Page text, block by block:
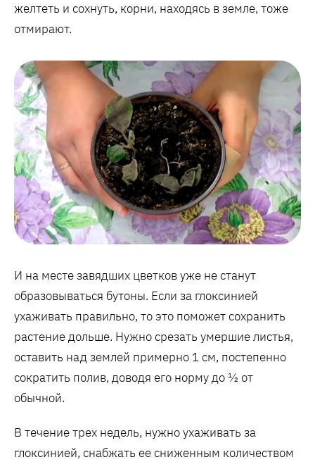
желтеть и сохнуть, корни, находясь в земле, тоже
отмирают.
И на месте завядших цветков уже не станут
образовываться бутоны. Если за глоксинией
ухаживать правильно, то это поможет сохранить
растение дольше. Нужно срезать умершие листья,
оставить над землей примерно 1 см, постепенно
сократить полив, доводя его норму до ½ от
обычной.
В течение трех недель, нужно ухаживать за
глоксинией, снабжать ее сниженным количеством